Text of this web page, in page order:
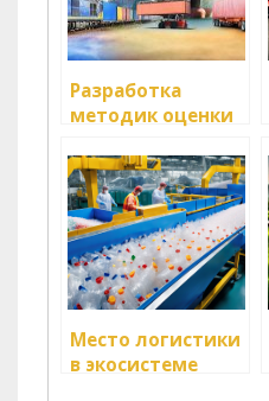
Разработка
методик оценки
логистических
цепочек
Место логистики
в экосистеме